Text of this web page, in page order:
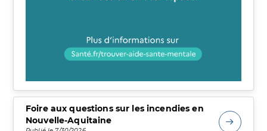
Foire aux questions sur les incendies en
Nouvelle-Aquitaine